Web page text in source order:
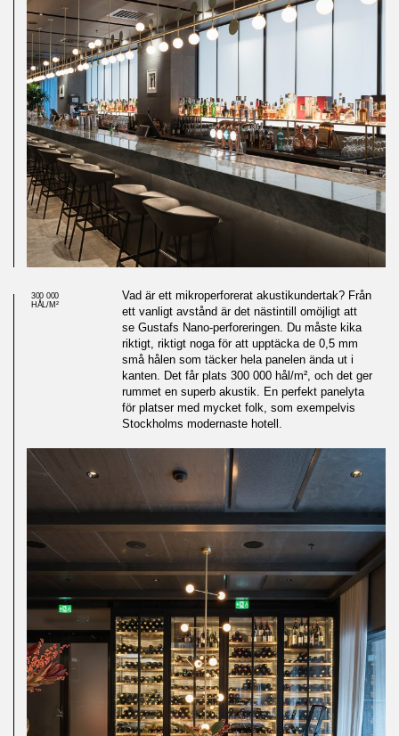
300 000
HÅL/M²
Vad är ett mikroperforerat akustikundertak? Från
ett vanligt avstånd är det nästintill omöjligt att
se Gustafs Nano-perforeringen. Du måste kika
riktigt, riktigt noga för att upptäcka de 0,5 mm
små hålen som täcker hela panelen ända ut i
kanten. Det får plats 300 000 hål/m², och det ger
rummet en superb akustik. En perfekt panelyta
för platser med mycket folk, som exempelvis
Stockholms modernaste hotell.